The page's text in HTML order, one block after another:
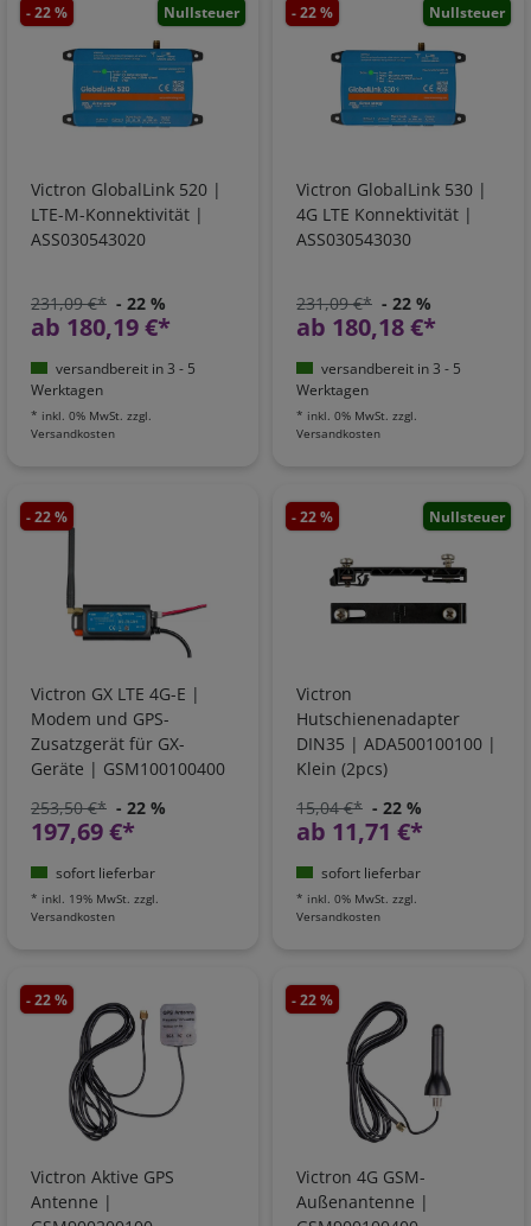
- 22 % Nullsteuer
Victron GlobalLink 520 |
LTE-M-Konnektivität |
ASS030543020
231,09 €* - 22 %
ab 180,19 €*
versandbereit in 3 - 5
Werktagen
* inkl. 0% MwSt. zzgl.
Versandkosten
- 22 % Nullsteuer
Victron GlobalLink 530 |
4G LTE Konnektivität |
ASS030543030
231,09 €* - 22 %
ab 180,18 €*
versandbereit in 3 - 5
Werktagen
* inkl. 0% MwSt. zzgl.
Versandkosten
- 22 %
Victron GX LTE 4G-E |
Modem und GPS-
Zusatzgerät für GX-
Geräte | GSM100100400
253,50 €* - 22 %
197,69 €*
sofort lieferbar
* inkl. 19% MwSt. zzgl.
Versandkosten
- 22 % Nullsteuer
Victron
Hutschienenadapter
DIN35 | ADA500100100 |
Klein (2pcs)
15,04 €* - 22 %
ab 11,71 €*
sofort lieferbar
* inkl. 0% MwSt. zzgl.
Versandkosten
- 22 %
Victron Aktive GPS
Antenne |
- 22 %
Victron 4G GSM-
Außenantenne |